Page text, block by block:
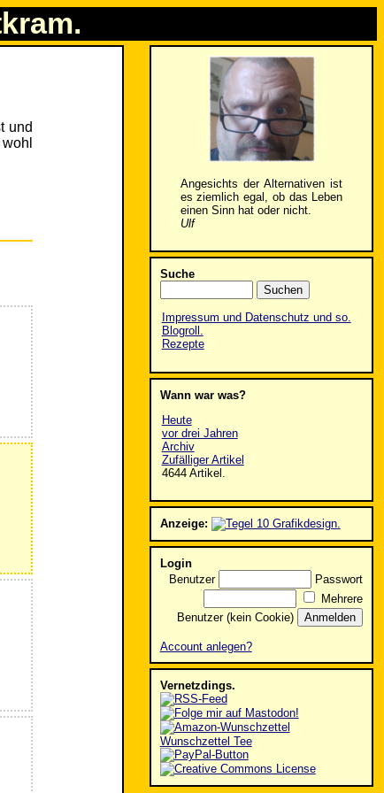
und
Angesichts der Alternativen ist
es ziemlich egal, ob das Leben
einen Sinn hat oder nicht.
Ulf
Suche
Impressum und Datenschutz und so.
Blogroll.
Rezepte
Wann war was?
Heute
vor drei Jahren
Archiv
Zufälliger Artikel
4644 Artikel.
Anzeige:
Login
Benutzer
Passwort
Mehrere
Benutzer (kein Cookie)
Account anlegen?
Vernetzdings.
Wunschzettel Tee